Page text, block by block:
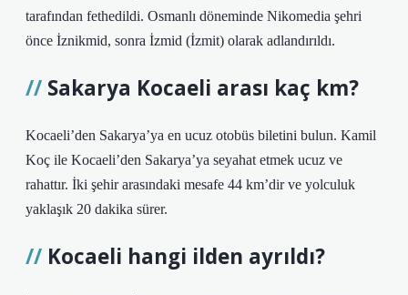
tarafından fethedildi. Osmanlı döneminde Nikomedia şehri
önce İznikmid, sonra İzmid (İzmit) olarak adlandırıldı.
Sakarya Kocaeli arası kaç km?
Kocaeli’den Sakarya’ya en ucuz otobüs biletini bulun. Kamil
Koç ile Kocaeli’den Sakarya’ya seyahat etmek ucuz ve
rahattır. İki şehir arasındaki mesafe 44 km’dir ve yolculuk
yaklaşık 20 dakika sürer.
Kocaeli hangi ilden ayrıldı?